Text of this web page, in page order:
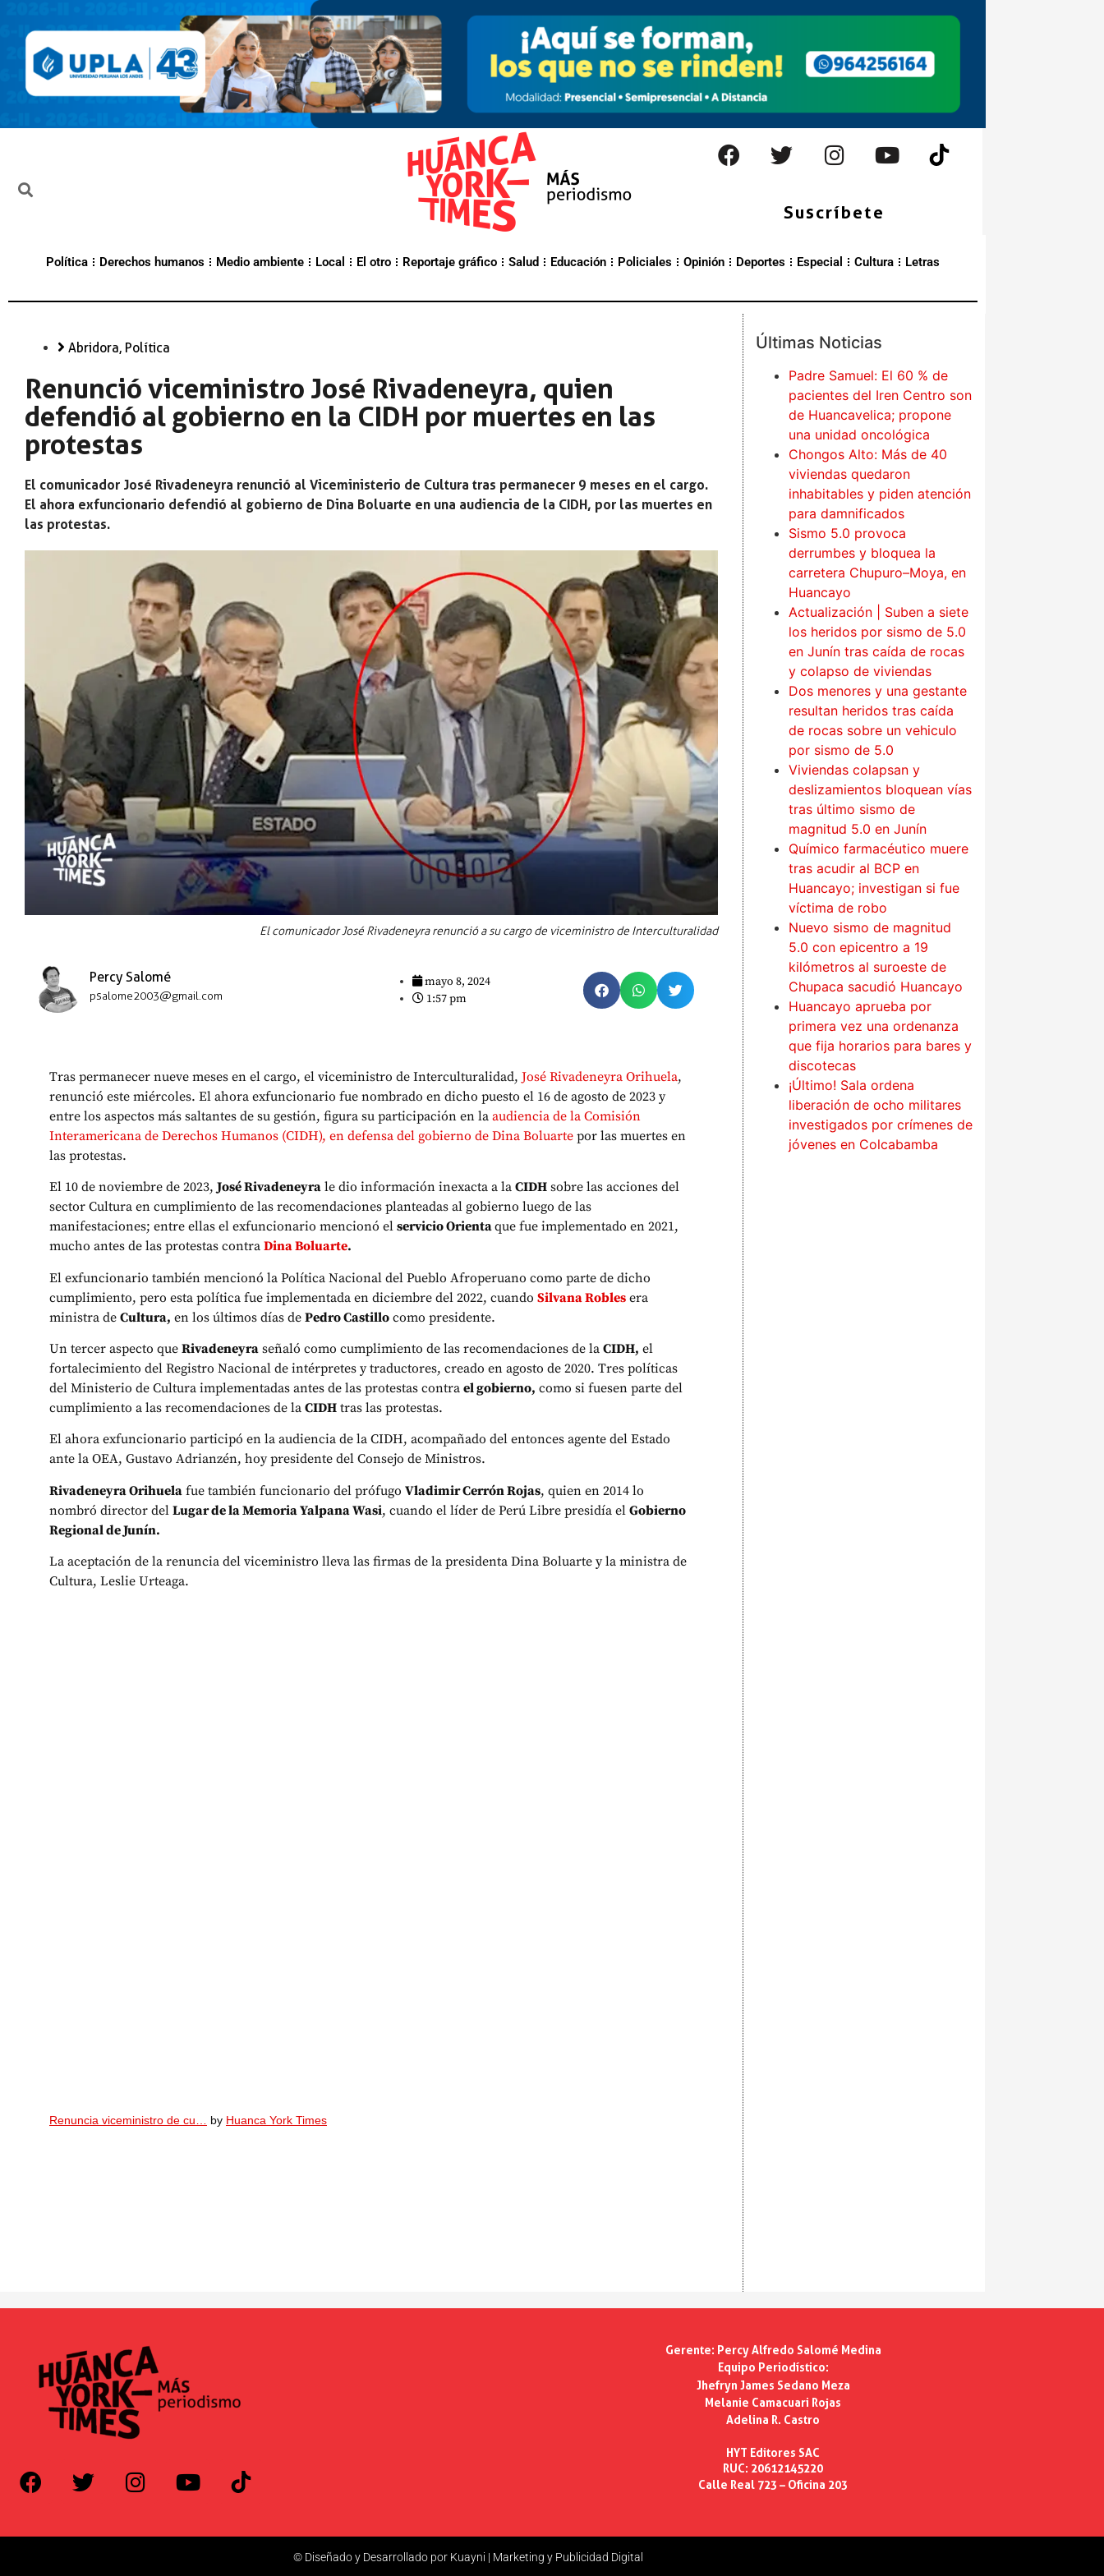
Suscríbete
Política Derechos humanos Medio ambiente Local El otro Reportaje gráfico Salud Educación Policiales Opinión Deportes Especial Cultura Letras
Abridora, Política
Renunció viceministro José Rivadeneyra, quien
defendió al gobierno en la CIDH por muertes en las
protestas
El comunicador José Rivadeneyra renunció al Viceministerio de Cultura tras permanecer 9 meses en el cargo.
El ahora exfuncionario defendió al gobierno de Dina Boluarte en una audiencia de la CIDH, por las muertes en
las protestas.
El comunicador José Rivadeneyra renunció a su cargo de viceministro de Interculturalidad
Percy Salomé
psalome2003@gmail.com
mayo 8, 2024
1:57 pm
Tras permanecer nueve meses en el cargo, el viceministro de Interculturalidad, José Rivadeneyra Orihuela,
renunció este miércoles. El ahora exfuncionario fue nombrado en dicho puesto el 16 de agosto de 2023 y
entre los aspectos más saltantes de su gestión, figura su participación en la audiencia de la Comisión
Interamericana de Derechos Humanos (CIDH), en defensa del gobierno de Dina Boluarte por las muertes en
las protestas.
El 10 de noviembre de 2023,José Rivadeneyra le dio información inexacta a la CIDH sobre las acciones del
sector Cultura en cumplimiento de las recomendaciones planteadas al gobierno luego de las
manifestaciones; entre ellas el exfuncionario mencionó el servicio Orientaque fue implementado en 2021,
mucho antes de las protestas contra Dina Boluarte.
El exfuncionario también mencionó la Política Nacional del Pueblo Afroperuano como parte de dicho
cumplimiento, pero esta política fue implementada en diciembre del 2022, cuando Silvana Robles era
ministra de Cultura, en los últimos días de Pedro Castillo como presidente.
Un tercer aspecto que Rivadeneyra señaló como cumplimiento de las recomendaciones de la CIDH, el
fortalecimiento del Registro Nacional de intérpretes y traductores, creado en agosto de 2020. Tres políticas
del Ministerio de Cultura implementadas antes de las protestas contra el gobierno, como si fuesen parte del
cumplimiento a las recomendaciones de la CIDH tras las protestas.
El ahora exfuncionario participó en la audiencia de la CIDH, acompañado del entonces agente del Estado
ante la OEA, Gustavo Adrianzén, hoy presidente del Consejo de Ministros.
Rivadeneyra Orihuela fue también funcionario del prófugo Vladimir Cerrón Rojas, quien en 2014 lo
nombró director del Lugar de la Memoria Yalpana Wasi, cuando el líder de Perú Libre presidía el Gobierno
Regional de Junín.
La aceptación de la renuncia del viceministro lleva las firmas de la presidenta Dina Boluarte y la ministra de
Cultura, Leslie Urteaga.
Renuncia viceministro de cu… by Huanca York Times
Últimas Noticias
Padre Samuel: El 60 % de
pacientes del Iren Centro son
de Huancavelica; propone
una unidad oncológica
Chongos Alto: Más de 40
viviendas quedaron
inhabitables y piden atención
para damnificados
Sismo 5.0 provoca
derrumbes y bloquea la
carretera Chupuro–Moya, en
Huancayo
Actualización | Suben a siete
los heridos por sismo de 5.0
en Junín tras caída de rocas
y colapso de viviendas
Dos menores y una gestante
resultan heridos tras caída
de rocas sobre un vehiculo
por sismo de 5.0
Viviendas colapsan y
deslizamientos bloquean vías
tras último sismo de
magnitud 5.0 en Junín
Químico farmacéutico muere
tras acudir al BCP en
Huancayo; investigan si fue
víctima de robo
Nuevo sismo de magnitud
5.0 con epicentro a 19
kilómetros al suroeste de
Chupaca sacudió Huancayo
Huancayo aprueba por
primera vez una ordenanza
que fija horarios para bares y
discotecas
¡Último! Sala ordena
liberación de ocho militares
investigados por crímenes de
jóvenes en Colcabamba
Gerente: Percy Alfredo Salomé Medina
Equipo Periodístico:
Jhefryn James Sedano Meza
Melanie Camacuari Rojas
Adelina R. Castro
HYT Editores SAC
RUC: 20612145220
Calle Real 723 – Oficina 203
© Diseñado y Desarrollado por Kuayni | Marketing y Publicidad Digital